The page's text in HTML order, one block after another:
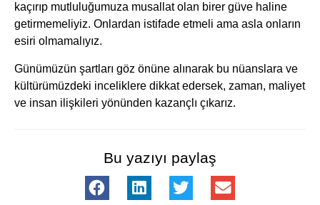
kaçırıp mutluluğumuza musallat olan birer güve haline
getirmemeliyiz. Onlardan istifade etmeli ama asla onların
esiri olmamalıyız.
Günümüzün şartları göz önüne alınarak bu nüanslara ve
kültürümüzdeki inceliklere dikkat edersek, zaman, maliyet
ve insan ilişkileri yönünden kazançlı çıkarız.
Bu yazıyı paylaş